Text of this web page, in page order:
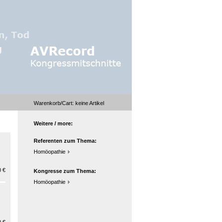
Warenkorb/Cart: keineArtikel
€
Weitere / more:
Referenten zum Thema:
Homöopathie
Kongresse zum Thema:
Homöopathie